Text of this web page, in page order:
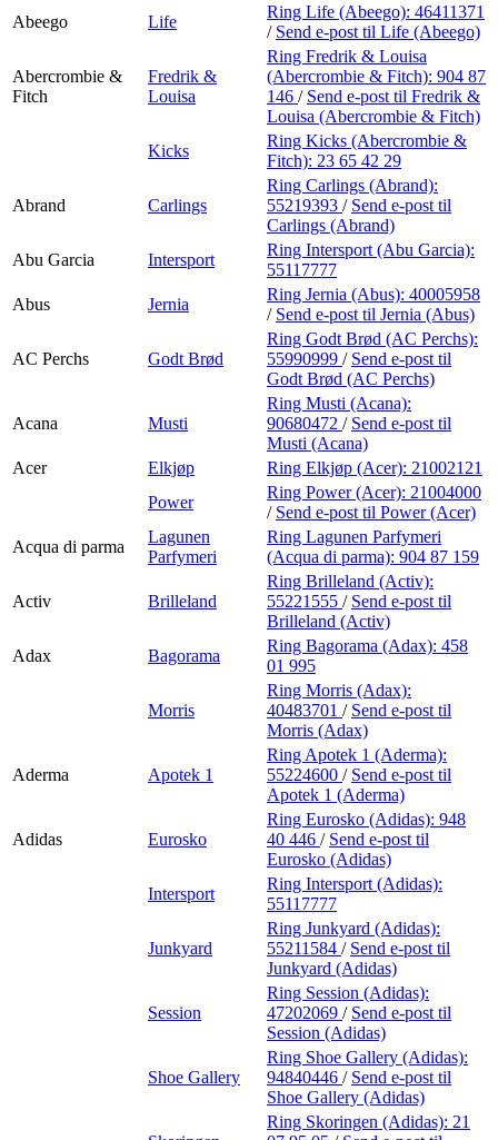
Abeego
Life
Ring Life (Abeego): 46411371
/ Send e-post til Life (Abeego)
Abercrombie &
Fitch
Fredrik &
Louisa
Ring Fredrik & Louisa
(Abercrombie & Fitch): 904 87
146 / Send e-post til Fredrik &
Louisa (Abercrombie & Fitch)
Kicks
Ring Kicks (Abercrombie &
Fitch): 23 65 42 29
Abrand Carlings
Ring Carlings (Abrand):
55219393 / Send e-post til
Carlings (Abrand)
Abu Garcia
Intersport
Ring Intersport (Abu Garcia):
55117777
Abus
Jernia
Ring Jernia (Abus): 40005958
/ Send e-post til Jernia (Abus)
AC Perchs Godt Brød
Ring Godt Brød (AC Perchs):
55990999 / Send e-post til
Godt Brød (AC Perchs)
Acana Musti
Ring Musti (Acana):
90680472 / Send e-post til
Musti (Acana)
Acer
Elkjøp Ring Elkjøp (Acer): 21002121
Power
Ring Power (Acer): 21004000
/ Send e-post til Power (Acer)
Acqua di parma
Lagunen
Parfymeri
Ring Lagunen Parfymeri
(Acqua di parma): 904 87 159
Activ Brilleland
Ring Brilleland (Activ):
55221555 / Send e-post til
Brilleland (Activ)
Adax
Bagorama
Ring Bagorama (Adax): 458
01 995
Morris
Ring Morris (Adax):
40483701 / Send e-post til
Morris (Adax)
Aderma Apotek 1
Ring Apotek 1 (Aderma):
55224600 / Send e-post til
Apotek 1 (Aderma)
Adidas Eurosko
Ring Eurosko (Adidas): 948
40 446 / Send e-post til
Eurosko (Adidas)
Intersport
Ring Intersport (Adidas):
55117777
Junkyard
Ring Junkyard (Adidas):
55211584 / Send e-post til
Junkyard (Adidas)
Session
Ring Session (Adidas):
47202069 / Send e-post til
Session (Adidas)
Shoe Gallery
Ring Shoe Gallery (Adidas):
94840446 / Send e-post til
Shoe Gallery (Adidas)
Ring Skoringen (Adidas): 21